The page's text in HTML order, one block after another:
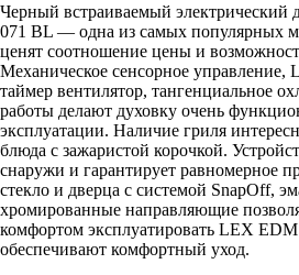
Черный встраиваемый
071 BL — одна из самых популярных
ценят соотношение цены и
Механическое сенсорное управление,
таймер вентилятор, тангенциальное
работы делают духовку очень
эксплуатации. Наличие гриля
блюда с зажаристой корочкой.
снаружи и гарантирует равномерное
стекло и дверца с системой SnapOff,
хромированные направляющие
комфортом эксплуатировать LEX
обеспечивают комфортный уход.